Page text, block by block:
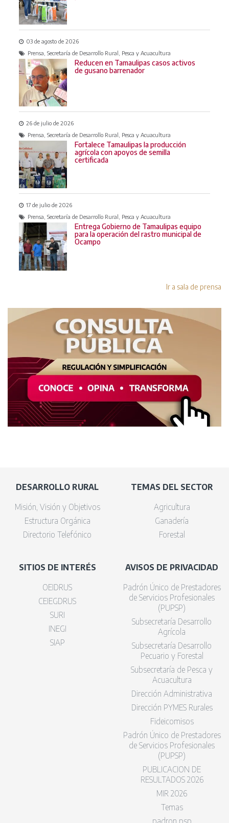
03 de agosto de 2026
Prensa, Secretaría de Desarrollo Rural, Pesca y Acuacultura
Reducen en Tamaulipas casos activos
de gusano barrenador
26 de julio de 2026
Prensa, Secretaría de Desarrollo Rural, Pesca y Acuacultura
Fortalece Tamaulipas la producción
agrícola con apoyos de semilla
certificada
17 de julio de 2026
Prensa, Secretaría de Desarrollo Rural, Pesca y Acuacultura
Entrega Gobierno de Tamaulipas equipo
para la operación del rastro municipal de
Ocampo
Ir a sala de prensa
DESARROLLO RURAL
Misión, Visión y Objetivos
Estructura Orgánica
Directorio Telefónico
TEMAS DEL SECTOR
Agricultura
Ganadería
Forestal
SITIOS DE INTERÉS
OEIDRUS
CEIEGDRUS
SURI
INEGI
SIAP
AVISOS DE PRIVACIDAD
Padrón Único de Prestadores
de Servicios Profesionales
(PUPSP)
Subsecretaría Desarrollo
Agrícola
Subsecretaría Desarrollo
Pecuario y Forestal
Subsecretaría de Pesca y
Acuacultura
Dirección Administrativa
Dirección PYMES Rurales
Fideicomisos
Padrón Único de Prestadores
de Servicios Profesionales
(PUPSP)
PUBLICACION DE
RESULTADOS 2026
MIR 2026
Temas
padron psp